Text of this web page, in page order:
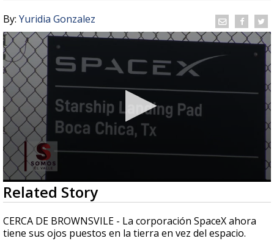
By: Yuridia Gonzalez
0
seconds
of
2
minutes,
30
Related Story
CERCA DE BROWNSVILE - La corporación SpaceX ahora
tiene sus ojos puestos en la tierra en vez del espacio.